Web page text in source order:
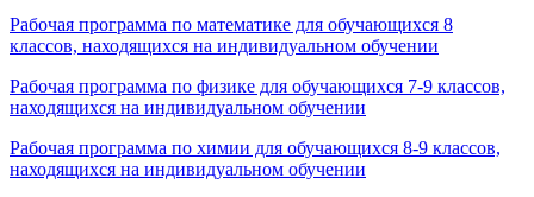
Рабочая программа по математике для обучающихся 8
классов, находящихся на индивидуальном обучении
Рабочая программа по физике для обучающихся 7-9 классов,
находящихся на индивидуальном обучении
Рабочая программа по химии для обучающихся 8-9 классов,
находящихся на индивидуальном обучении